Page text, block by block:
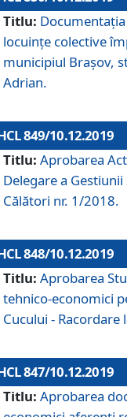
Titlu:
locuințe colective
municipiul Braşov,
Adrian.
849/10.12.2019
Titlu: Aprobarea
Delegare a
Călători nr. 1/2018.
848/10.12.2019
Titlu: Aprobarea
tehnico-economici
Cucului - Racordare
847/10.12.2019
Titlu: Aprobarea